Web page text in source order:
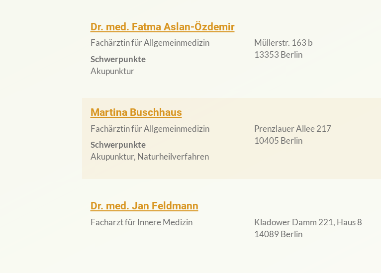
Dr. med. Fatma Aslan-Özdemir
Fachärztin für Allgemeinmedizin
Schwerpunkte
Akupunktur
Müllerstr. 163 b
13353 Berlin
Martina Buschhaus
Fachärztin für Allgemeinmedizin
Schwerpunkte
Akupunktur, Naturheilverfahren
Prenzlauer Allee 217
10405 Berlin
Dr. med. Jan Feldmann
Facharzt für Innere Medizin
Kladower Damm 221, Haus 8
14089 Berlin